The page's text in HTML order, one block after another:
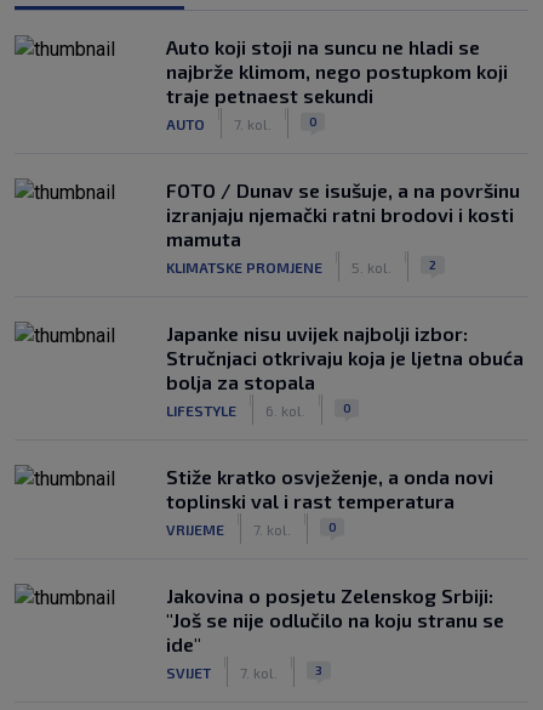
Auto koji stoji na suncu ne hladi se
najbrže klimom, nego postupkom koji
traje petnaest sekundi
AUTO 7. kol. 0
FOTO / Dunav se isušuje, a na površinu
izranjaju njemački ratni brodovi i kosti
mamuta
KLIMATSKE PROMJENE 5. kol. 2
Japanke nisu uvijek najbolji izbor:
Stručnjaci otkrivaju koja je ljetna obuća
bolja za stopala
LIFESTYLE 6. kol. 0
Stiže kratko osvježenje, a onda novi
toplinski val i rast temperatura
VRIJEME 7. kol. 0
Jakovina o posjetu Zelenskog Srbiji:
"Još se nije odlučilo na koju stranu se
ide"
SVIJET 7. kol. 3